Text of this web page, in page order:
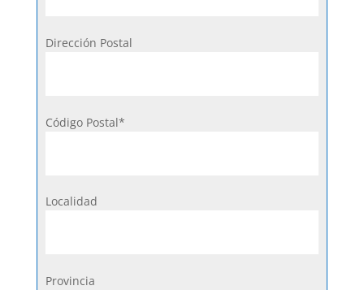
Dirección Postal
Código Postal*
Localidad
Provincia